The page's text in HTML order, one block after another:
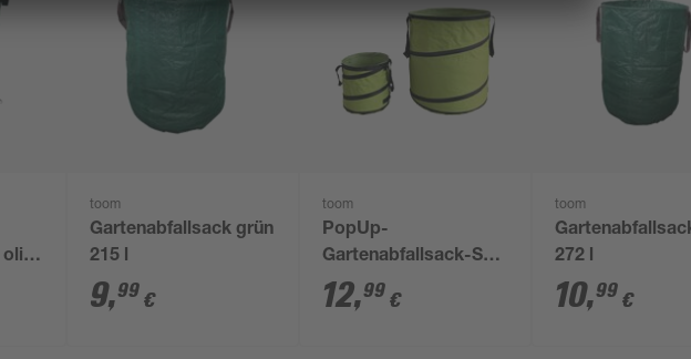
oliv
toom
Gartenabfallsack grün
215 l
9,99 €
toom
PopUp-
Gartenabfallsack-Set
grün 15 l und 75 l, 2-
teilig
12,99 €
toom
272 l
10,99 €